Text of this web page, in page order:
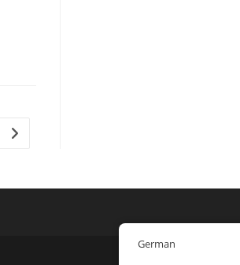
Gehe zur nächsten Seite
German